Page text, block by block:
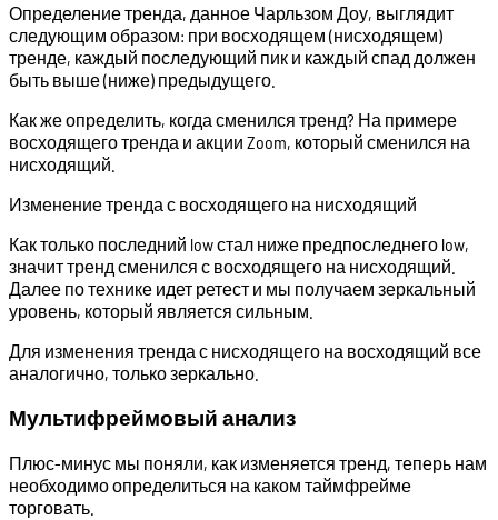
Определение тренда, данное Чарльзом Доу, выглядит
следующим образом: при восходящем (нисходящем)
тренде, каждый последующий пик и каждый спад должен
быть выше (ниже) предыдущего.
Как же определить, когда сменился тренд? На примере
восходящего тренда и акции Zoom, который сменился на
нисходящий.
Изменение тренда с восходящего на нисходящий
Как только последний low стал ниже предпоследнего low,
значит тренд сменился с восходящего на нисходящий.
Далее по технике идет ретест и мы получаем зеркальный
уровень, который является сильным.
Для изменения тренда с нисходящего на восходящий все
аналогично, только зеркально.
Мультифреймовый анализ
Плюс-минус мы поняли, как изменяется тренд, теперь нам
необходимо определиться на каком таймфрейме
торговать.